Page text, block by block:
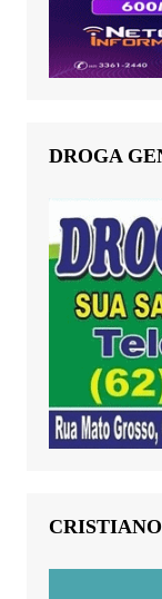
DROGA